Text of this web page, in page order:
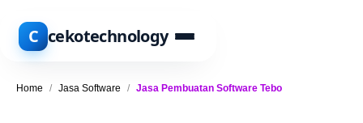
C cekotechnology
Home / Jasa Software / Jasa Pembuatan Software Tebo